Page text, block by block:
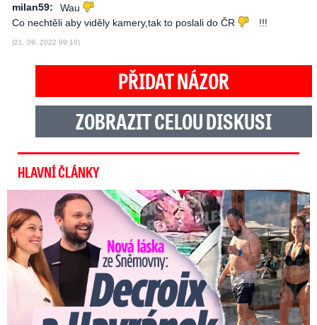
milan59:
Wau
Co nechtěli aby viděly kamery,tak to poslali do ČR
!!!
(21. 09. 2022 09:10)
PŘIDAT NÁZOR
ZOBRAZIT CELOU DISKUSI
HLAVNÍ ČLÁNKY
Nová láska ve Sněmovně: Decroix s mladým kolegou z ODS